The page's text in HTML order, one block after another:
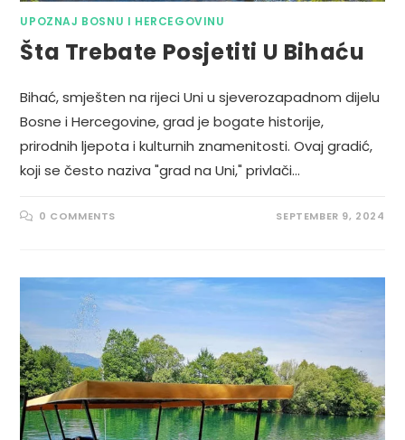
UPOZNAJ BOSNU I HERCEGOVINU
Šta Trebate Posjetiti U Bihaću
Bihać, smješten na rijeci Uni u sjeverozapadnom dijelu
Bosne i Hercegovine, grad je bogate historije,
prirodnih ljepota i kulturnih znamenitosti. Ovaj gradić,
koji se često naziva "grad na Uni," privlači…
0 COMMENTS SEPTEMBER 9, 2024